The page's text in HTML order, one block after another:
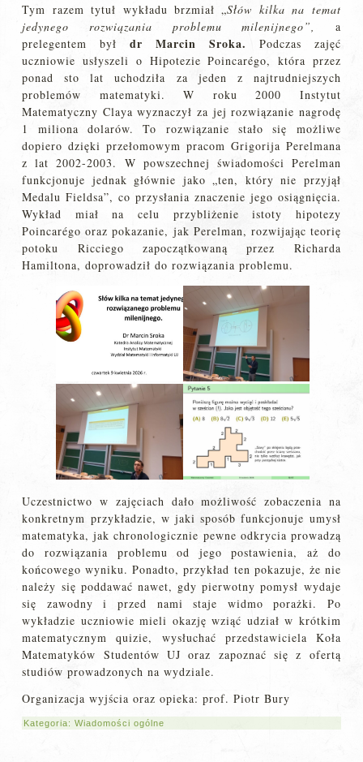
Tym razem tytuł wykładu brzmiał „Słów kilka na temat
jedynego rozwiązania problemu milenijnego”, a
prelegentem byłdr Marcin Sroka. Podczas zajęć
uczniowie usłyszeli o Hipotezie Poincarégo, która przez
ponad sto lat uchodziła za jeden z najtrudniejszych
problemów matematyki. W roku 2000 Instytut
Matematyczny Claya wyznaczył za jej rozwiązanie nagrodę
1 miliona dolarów. To rozwiązanie stało się możliwe
dopiero dzięki przełomowym pracom Grigorija Perelmana
z lat 2002-2003. W powszechnej świadomości Perelman
funkcjonuje jednak głównie jako „ten, który nie przyjął
Medalu Fieldsa”, co przysłania znaczenie jego osiągnięcia.
Wykład miał na celu przybliżenie istoty hipotezy
Poincarégo oraz pokazanie, jak Perelman, rozwijając teorię
potoku Ricciego zapoczątkowaną przez Richarda
Hamiltona, doprowadził do rozwiązania problemu.
Uczestnictwo w zajęciach dało możliwość zobaczenia na
konkretnym przykładzie, w jaki sposób funkcjonuje umysł
matematyka, jak chronologicznie pewne odkrycia prowadzą
do rozwiązania problemu od jego postawienia, aż do
końcowego wyniku. Ponadto, przykład ten pokazuje, że nie
należy się poddawać nawet, gdy pierwotny pomysł wydaje
się zawodny i przed nami staje widmo porażki. Po
wykładzie uczniowie mieli okazję wziąć udział w krótkim
matematycznym quizie, wysłuchać przedstawiciela Koła
Matematyków Studentów UJ oraz zapoznać się z ofertą
studiów prowadzonych na wydziale.
Organizacja wyjścia oraz opieka: prof. Piotr Bury
Kategoria:Wiadomości ogólne